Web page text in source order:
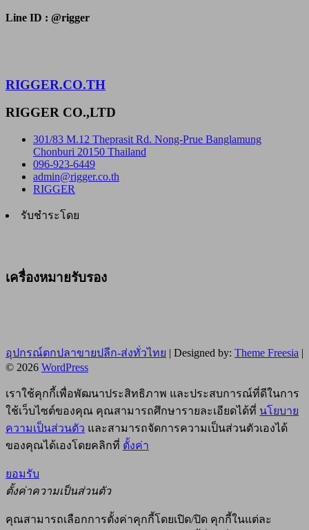
Line ID : @rigger
RIGGER.CO.TH
RIGGER CO.,LTD
301/83 M.12 Theprasit Rd. Nong-Prue Banglamung
Chonburi 20150 Thailand
096-923-6449
admin@rigger.co.th
RIGGER
รับชำระโดย
เครื่องหมายรับรอง
อุปกรณ์ตกปลาขายปลีก-ส่งทั่วไทย | Designed by: Theme Freesia |
© 2026 WordPress
เราใช้คุกกี้เพื่อพัฒนาประสิทธิภาพ และประสบการณ์ที่ดีในการ
ใช้เว็บไซต์ของคุณ คุณสามารถศึกษารายละเอียดได้ที่ นโยบาย
ความเป็นส่วนตัว และสามารถจัดการความเป็นส่วนตัวเองได้
ของคุณได้เองโดยคลิกที่ ตั้งค่า
ยอมรับ
ตั้งค่าความเป็นส่วนตัว
คุณสามารถเลือกการตั้งค่าคุกกี้โดยเปิด/ปิด คุกกี้ในแต่ละ